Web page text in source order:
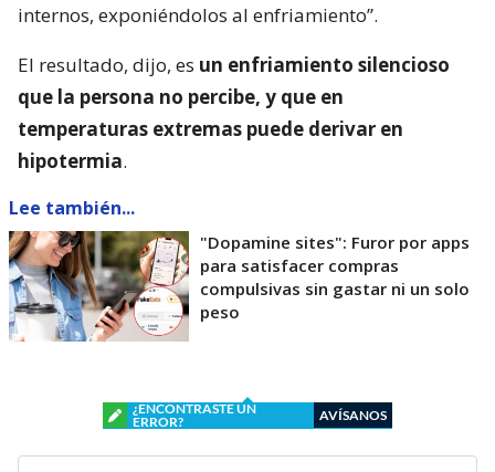
internos, exponiéndolos al enfriamiento”.
El resultado, dijo, es un enfriamiento silencioso
que la persona no percibe, y que en
temperaturas extremas puede derivar en
hipotermia.
Lee también...
"Dopamine sites": Furor por apps
para satisfacer compras
compulsivas sin gastar ni un solo
peso
¿ENCONTRASTE UN
ERROR?
AVÍSANOS